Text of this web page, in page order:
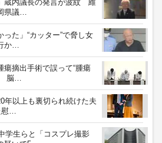
蔵内議長の発言が波紋 維
県議…
った」“カッター”で脅し女
か…
瘍摘出手術で誤って“腫瘍
脳…
以上も裏切られ続けた夫
…
学生らと「コスプレ撮影